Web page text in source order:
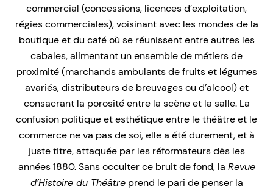
commercial (concessions, licences d’exploitation,
régies commerciales), voisinant avec les mondes de la
boutique et du café où se réunissent entre autres les
cabales, alimentant un ensemble de métiers de
proximité (marchands ambulants de fruits et légumes
avariés, distributeurs de breuvages ou d’alcool) et
consacrant la porosité entre la scène et la salle. La
confusion politique et esthétique entre le théâtre et le
commerce ne va pas de soi, elle a été durement, et à
juste titre, attaquée par les réformateurs dès les
années 1880. Sans occulter ce bruit de fond, la Revue
d’Histoire du Théâtreprend le pari de penser la